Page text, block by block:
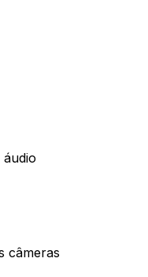
câmeras